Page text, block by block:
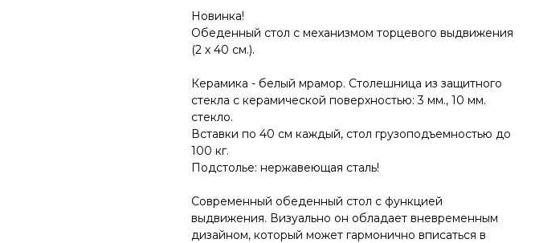
Новинка!
Обеденный стол с механизмом торцевого выдвижения
(2 х 40 см.).
Керамика - белый мрамор. Столешница из защитного
стекла с керамической поверхностью: 3 мм., 10 мм.
стекло.
Вставки по 40 см каждый, стол грузоподъемностью до
100 кг.
Подстолье: нержавеющая сталь!
Современный обеденный стол с функцией
выдвижения. Визуально он обладает вневременным
дизайном, который может гармонично вписаться в